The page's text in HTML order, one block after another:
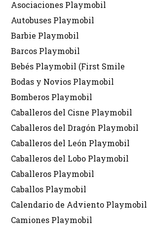
Asociaciones Playmobil
Autobuses Playmobil
Barbie Playmobil
Barcos Playmobil
Bebés Playmobil (First Smile
Bodas y Novios Playmobil
Bomberos Playmobil
Caballeros del Cisne Playmobil
Caballeros del Dragón Playmobil
Caballeros del León Playmobil
Caballeros del Lobo Playmobil
Caballeros Playmobil
Caballos Playmobil
Calendario de Adviento Playmobil
Camiones Playmobil